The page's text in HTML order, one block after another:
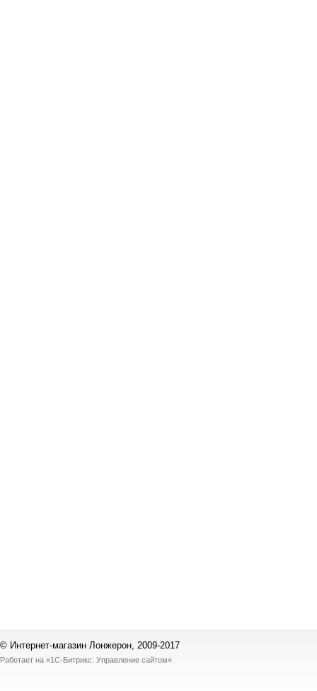
© Интернет-магазин Лонжерон, 2009-2017
Работает на «1С-Битрикс: Управление сайтом»